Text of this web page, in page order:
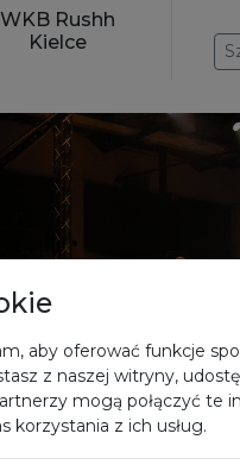
WKB Rushh
Kielce
aby oferować funkcje
z naszej witryny,
mogą połączyć te
z ich usług.